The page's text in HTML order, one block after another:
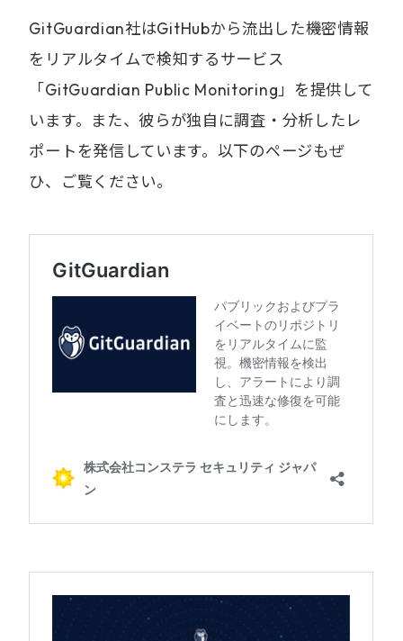
GitGuardian社はGitHubから流出した機密情報
をリアルタイムで検知するサービス
「GitGuardian Public Monitoring」を提供して
います。また、彼らが独自に調査・分析したレ
ポートを発信しています。以下のページもぜ
ひ、ご覧ください。